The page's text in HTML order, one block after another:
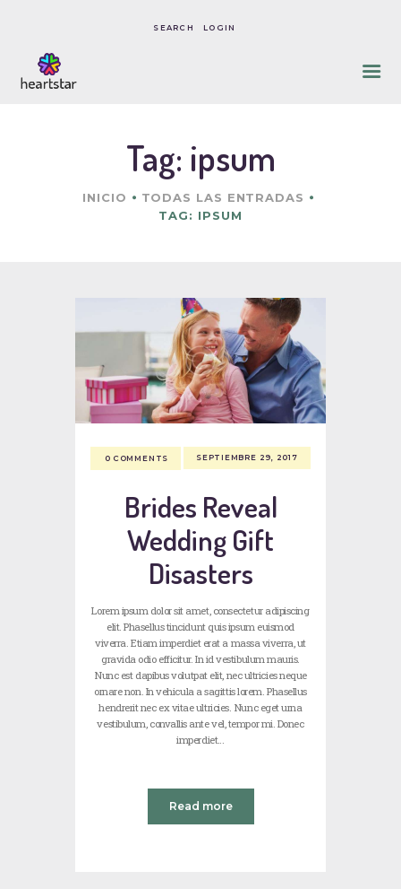
LOGIN
Tag: ipsum
INICIO
TODAS LAS ENTRADAS
TAG: IPSUM
NUESTRO ENFOQUE
POLÍTICAS & COSTOS
0 COMMENTS SEPTIEMBRE 29, 2017
Brides Reveal
Wedding Gift
Disasters
Lorem ipsum dolor sit amet, consectetur adipiscing
elit. Phasellus tincidunt quis ipsum euismod
viverra. Etiam imperdiet erat a massa viverra, ut
gravida odio efficitur. In id vestibulum mauris.
Nunc est dapibus volutpat elit, nec ultricies neque
ornare non. In vehicula a sagittis lorem. Phasellus
hendrerit nec ex vitae ultricies. Nunc eget urna
vestibulum, convallis ante vel, tempor mi. Donec
imperdiet…
Read more